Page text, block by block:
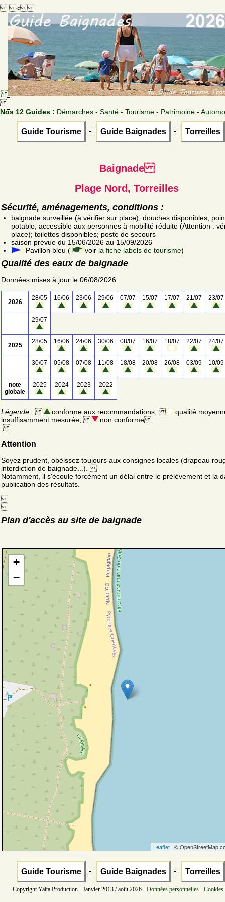
<
Nos 12 Guides : Démarches - Santé - Tourisme - Patrimoine -
Guide Tourisme Guide Baignades Torreilles
Baignade
Plage Nord, Torreilles
Sécurité, aménagements, conditions :
baignade surveillée (à vérifier sur place); douches disponibles;
potable; accessible aux personnes à mobilité réduite (Attention :
place); toilettes disponibles; poste de secours
saison prévue du 15/06/2026 au 15/09/2026
Pavillon bleu (
voir la fiche labels de tourisme)
Qualité des eaux de baignade
Données mises à jour le 06/08/2026
2026
28/05 16/06 23/06 29/06 07/07 15/07 17/07 21/07 23/07
29/07
2025
28/05 16/06 24/06 30/06 08/07 16/07 18/07 22/07 24/07
30/07 05/08 07/08 11/08 18/08 20/08 26/08 03/09 10/09
note
globale
2025 2024 2023 2022
Légende : conforme aux recommandations;
qualité
insuffisamment mesurée;
non conforme
Attention
Soyez prudent, obéissez toujours aux consignes locales (drapeau
interdiction de baignade...).
Notamment, il s'écoule forcément un délai entre le prélèvement et la
publication des résultats.
Plan d'accès au site de baignade
+
−
Leaflet | © OpenStreetMap
Guide Tourisme Guide Baignades Torreilles
Copyright Yalta Production - Janvier 2013 / août 2026 - Données personnelles -